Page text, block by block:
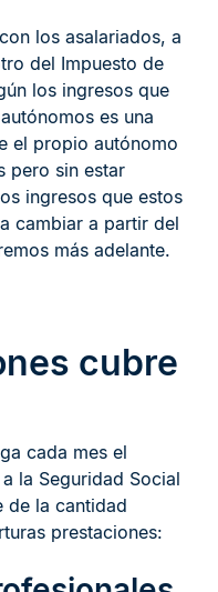
los asalariados, a
del Impuesto de
los ingresos que
es una
el propio autónomo
pero sin estar
ingresos que estos
cambiar a partir del
más adelante.
cubre
cada mes el
la Seguridad Social
de la cantidad
prestaciones: